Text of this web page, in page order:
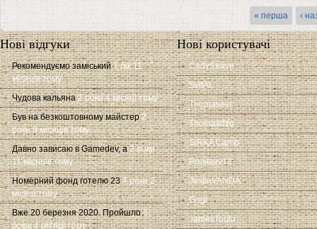
Сторінки « перша ‹
Нові відгуки
Рекомендуємо заміський 1 рік 11
місяців тому
Чудова кальяна 2 роки 4 місяці тому
Був на безкоштовному майстер 2
роки 9 місяців тому
Давно зависаю в Gamedev, а 2 роки
11 місяців тому
Номерний фонд готелю 23 4 роки 2
місяці тому
Вже 20 березня 2020. Пройшло 6
років 4 місяці тому
Нові користувачі
CadySeave
SvitAL
Thomasevc
Thomasdzq
SIRKA Camp
Proslavv12
JustinVANDA
Gogi
JamesToula